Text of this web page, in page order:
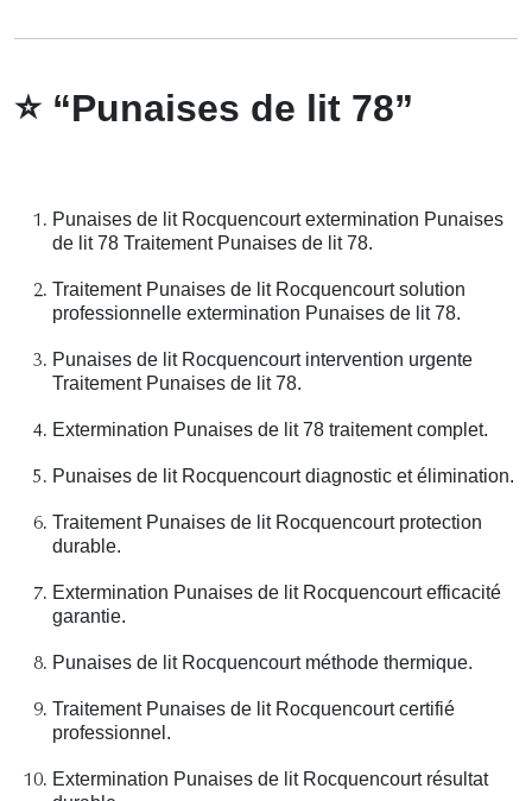
⭐“Punaises de lit 78”
Punaises de lit Rocquencourt extermination Punaises
de lit 78 Traitement Punaises de lit 78.
Traitement Punaises de lit Rocquencourt solution
professionnelle extermination Punaises de lit 78.
Punaises de lit Rocquencourt intervention urgente
Traitement Punaises de lit 78.
Extermination Punaises de lit 78 traitement complet.
Punaises de lit Rocquencourt diagnostic et élimination.
Traitement Punaises de lit Rocquencourt protection
durable.
Extermination Punaises de lit Rocquencourt efficacité
garantie.
Punaises de lit Rocquencourt méthode thermique.
Traitement Punaises de lit Rocquencourt certifié
professionnel.
Extermination Punaises de lit Rocquencourt résultat